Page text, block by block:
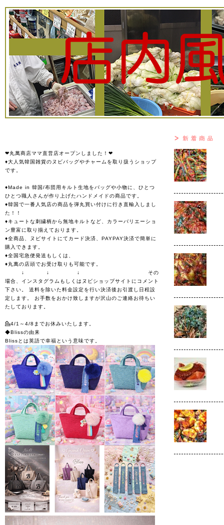
❤丸萬商店ママ直営店オープンしました！❤
♦大人気韓国雑貨のヌビバッグやチャームを取り扱うショップ
です。
♦Made in 韓国/布団用キルト生地をバッグや小物に、ひとつ
ひとつ職人さんが作り上げたハンドメイドの商品です。
♦韓国で一番人気店の商品を弾丸買い付けに行き直輸入しまし
た！！
♦キュートな刺繍柄から無地キルトなど、カラーバリエーショ
ン豊富に取り揃えております。
♦全商品、ヌビサイトにてカード決済、PAYPAY決済で簡単に
購入できます。
♦全国宅急便発送もしくは、
♦丸萬の店頭でお受け取りも可能です。
↓ ↓ ↓ その
場合、インスタグラムもしくはヌビショップサイトにコメント
下さい。 送料を除いた料金設定を行い決済後お引渡し日程設
定します。 お手数をおかけ致しますが沢山のご連絡お待ちい
たしております。
💁4/1～4/8までお休みいたします。
◆Blissの由来
Blissとは英語で幸福という意味です。